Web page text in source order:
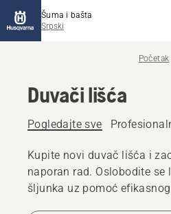
Šuma i bašta
Srpski
Početak
Duvači lišća
Pogledajte sve
Kupite novi duvač lišća i
naporan rad. Oslobodite se
šljunka uz pomoć